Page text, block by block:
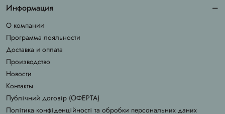
Информация
О компании
Программа лояльности
Доставка и оплата
Производство
Новости
Контакты
Публічний договір (ОФЕРТА)
Політика конфіденційності та обробки персональних даних